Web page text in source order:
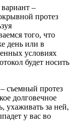
–
протез
того, что
день или в
условиях
будет носить
съемный протез
долговечное
ухаживать за ней,
у вас во